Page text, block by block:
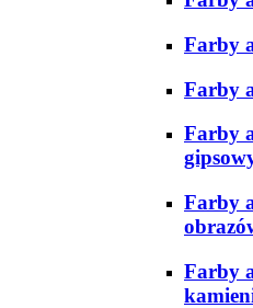
Farby
Farby
Farby
Farby
Farby